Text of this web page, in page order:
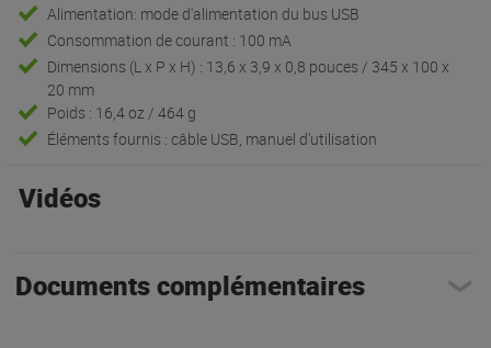
Alimentation: mode d'alimentation du bus USB
Consommation de courant : 100 mA
Dimensions (L x P x H) : 13,6 x 3,9 x 0,8 pouces / 345 x 100 x
20 mm
Poids : 16,4 oz / 464 g
Éléments fournis : câble USB, manuel d'utilisation
Vidéos
Documents complémentaires